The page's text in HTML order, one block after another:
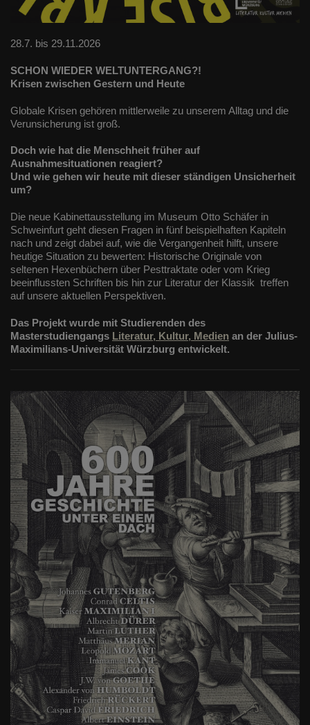
Hierbei werden keinerlei personenbezogenen Daten gespeichert.
Diese Website nutzt Matomo Analytics für die Auswertung der
Seitenaufrufe als Statistik. Die hierdurch gespeicherten Daten werden
Übertragung an Dritte erfolgt nicht. Wir verwenden die Funktion
AnonymizeIP zur Anonymisierung Ihrer IP-Adresse, so dass diese gekürzt
werden kann.
YouTube / Vimeo
Videos werden über die Plattformen YouTube oder Vimeo eingebunden.
bewirkt laut YouTube, dass YouTube keine Informationen über die
Besucher auf dieser Website speichert, bevor diese sich das Video
ansehen.
Eingebundene Inhalte
Optional sind externe Inhalte auf den Seiten dieser Website
eingebunden. Das können Kartendienste wie z.B. Google Maps sein
28.7. bis 29.11.2026
SCHON WIEDER WELTUNTERGANG?!
Krisen zwischen Gestern und Heute
Globale Krisen gehören mittlerweile zu unserem Alltag und die
Verunsicherung ist groß.
Doch wie hat die Menschheit früher auf
Ausnahmesituationen reagiert?
Und wie gehen wir heute mit dieser ständigen Unsicherheit
um?
Die neue Kabinettausstellung im Museum Otto Schäfer in
Schweinfurt geht diesen Fragen in fünf beispielhaften Kapiteln
nach und zeigt dabei auf, wie die Vergangenheit hilft, unsere
heutige Situation zu bewerten: Historische Originale von
seltenen Hexenbüchern über Pesttraktate oder vom Krieg
beeinflussten Schriften bis hin zur Literatur der Klassik treffen
auf unsere aktuellen Perspektiven.
Das Projekt wurde mit Studierenden des
Masterstudiengangs Literatur, Kultur, Medien an der Julius-
Maximilians-Universität Würzburg entwickelt.